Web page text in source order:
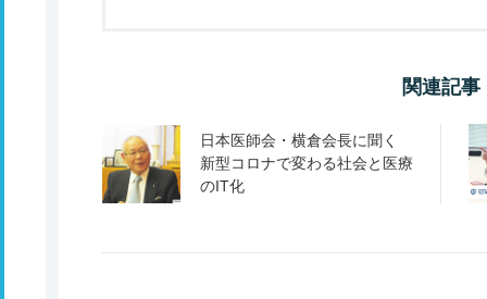
関連記事
日本医師会・横倉会長に聞く
新型コロナで変わる社会と医療
のIT化